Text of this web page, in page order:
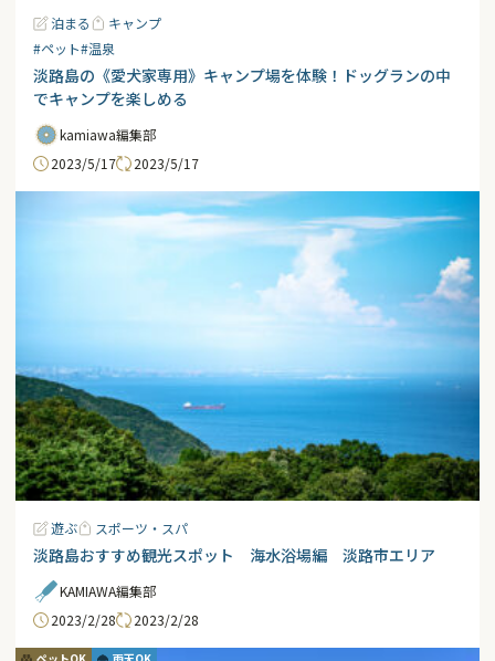
キャンプ
泊まる
#ペット#温泉
淡路島の《愛犬家専用》キャンプ場を体験！ドッグランの中
でキャンプを楽しめる
kamiawa編集部
2023/5/17
2023/5/17
遊ぶ スポーツ・スパ
淡路島おすすめ観光スポット 海水浴場編 淡路市エリア
KAMIAWA編集部
2023/2/28
2023/2/28